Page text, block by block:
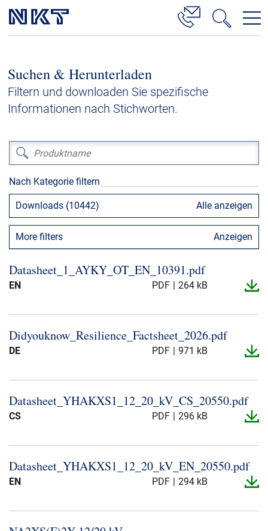
Hochspannung
Kabelservice
Niederspannung
Kabelgarnituren
Referenzen
Downloads
Presse & Events
Über uns
Geschäftsführung
Unsere Geschichte
Produktion
Europacable
Einkauf
Nachhaltigkeit
Suchen & Herunterladen
Filtern und downloaden Sie spezifische
Informationen nach Stichworten.
Nach Kategorie filtern
Downloads (10442) Alle anzeigen
More filters Anzeigen
Datasheet_​1_​AYKY_​OT_​EN_​10391.​pdf
EN PDF 264 kB
Didyouknow_​Resilience_​Factsheet_​2026.​pdf
DE PDF 971 kB
Datasheet_​YHAKXS1_​12_​20_​kV_​CS_​20550.​pdf
CS PDF 296 kB
Datasheet_​YHAKXS1_​12_​20_​kV_​EN_​20550.​pdf
EN PDF 294 kB